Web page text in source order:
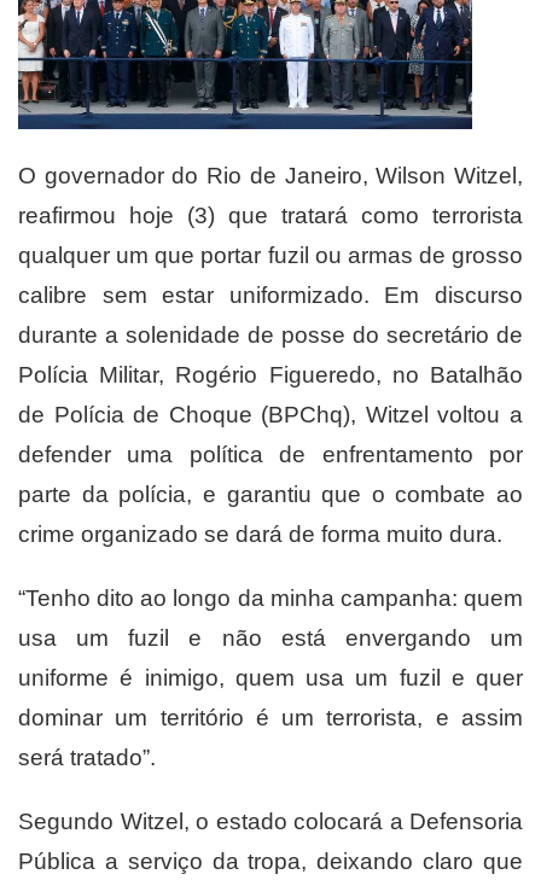
O governador do Rio de Janeiro, Wilson Witzel,
reafirmou hoje (3) que tratará como terrorista
qualquer um que portar fuzil ou armas de grosso
calibre sem estar uniformizado. Em discurso
durante a solenidade de posse do secretário de
Polícia Militar, Rogério Figueredo, no Batalhão
de Polícia de Choque (BPChq), Witzel voltou a
defender uma política de enfrentamento por
parte da polícia, e garantiu que o combate ao
crime organizado se dará de forma muito dura.
“Tenho dito ao longo da minha campanha: quem
usa um fuzil e não está envergando um
uniforme é inimigo, quem usa um fuzil e quer
dominar um território é um terrorista, e assim
será tratado”.
Segundo Witzel, o estado colocará a Defensoria
Pública a serviço da tropa, deixando claro que